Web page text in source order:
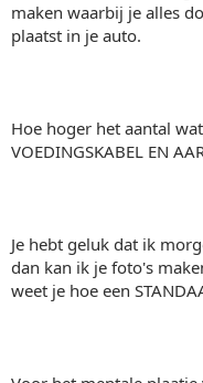
maken waarbij je alles
plaatst in je auto.
Hoe hoger het aantal
VOEDINGSKABEL EN
Je hebt geluk dat ik
dan kan ik je foto's
weet je hoe een